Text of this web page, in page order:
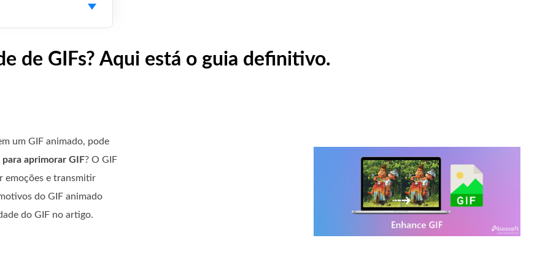
de GIFs? Aqui está o guia definitivo.
um GIF animado, pode
aprimorar GIF? O GIF
emoções e transmitir
do GIF animado
do GIF no artigo.